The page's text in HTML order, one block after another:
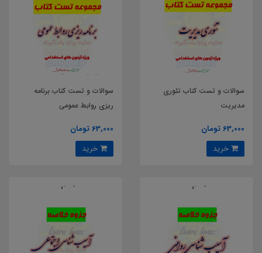
سوالات و تست کتاب تئوری
مدیریت
63,000 تومان
سوالات و تست کتاب برنامه
ریزی روابط عمومی
63,000 تومان